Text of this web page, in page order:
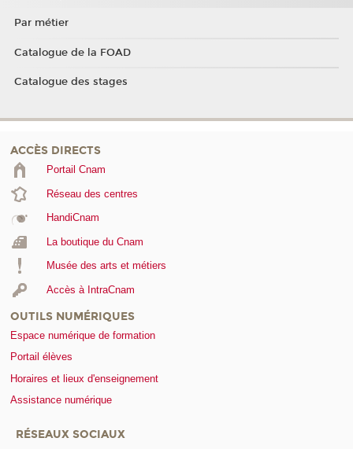
Par métier
Catalogue de la FOAD
Catalogue des stages
ACCÈS DIRECTS
Portail Cnam
Réseau des centres
HandiCnam
La boutique du Cnam
Musée des arts et métiers
Accès à IntraCnam
OUTILS NUMÉRIQUES
Espace numérique de formation
Portail élèves
Horaires et lieux d'enseignement
Assistance numérique
RÉSEAUX SOCIAUX